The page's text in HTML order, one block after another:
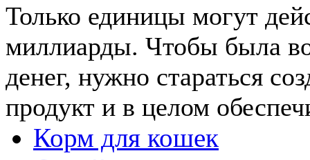
Только единицы могут
миллиарды. Чтобы была
денег, нужно стараться
продукт и в целом
Корм для кошек